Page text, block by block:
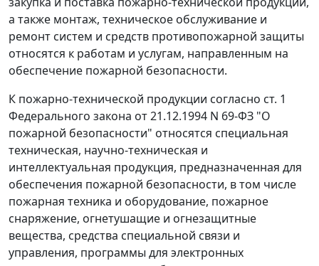
а также монтаж, техническое обслуживание и
ремонт систем и средств противопожарной защиты
относятся к работам и услугам, направленным на
обеспечение пожарной безопасности.
К пожарно-технической продукции согласно ст. 1
Федерального закона от 21.12.1994 N 69-ФЗ "О
пожарной безопасности" относятся специальная
техническая, научно-техническая и
интеллектуальная продукция, предназначенная для
обеспечения пожарной безопасности, в том числе
пожарная техника и оборудование, пожарное
снаряжение, огнетушащие и огнезащитные
вещества, средства специальной связи и
управления, программы для электронных